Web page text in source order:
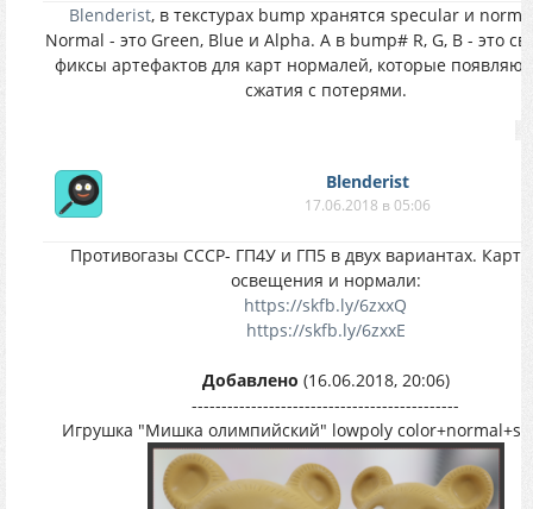
Blenderist, в текстурах bump хранятся specular и
Normal - это Green, Blue и Alpha. А в bump# R, G, B - это
фиксы артефактов для карт нормалей, которые
сжатия с потерями.
Blenderist
17.06.2018 в 05:06
Противогазы СССР- ГП4У и ГП5 в двух вариантах.
освещения и нормали:
https://skfb.ly/6zxxQ
https://skfb.ly/6zxxE
Добавлено (16.06.2018, 20:06)
---------------------------------------------
Игрушка "Мишка олимпийский" lowpoly